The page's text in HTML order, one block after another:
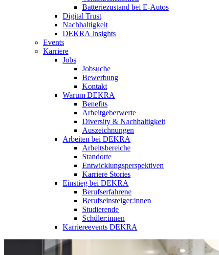
Batteriezustand bei E-Autos
Digital Trust
Nachhaltigkeit
DEKRA Insights
Events
Karriere
Jobs
Jobsuche
Bewerbung
Kontakt
Warum DEKRA
Benefits
Arbeitgeberwerte
Diversity & Nachhaltigkeit
Auszeichnungen
Arbeiten bei DEKRA
Arbeitsbereiche
Standorte
Entwicklungsperspektiven
Karriere Stories
Einstieg bei DEKRA
Berufserfahrene
Berufseinsteiger:innen
Studierende
Schüler:innen
Karriereevents DEKRA